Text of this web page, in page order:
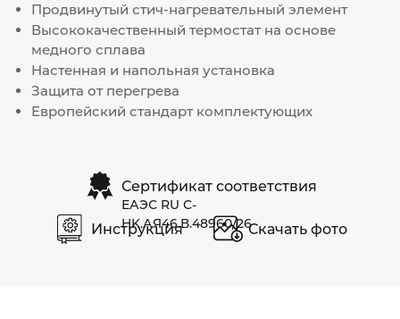
Продвинутый стич-нагревательный элемент
Высококачественный термостат на основе
медного сплава
Настенная и напольная установка
Защита от перегрева
Европейский стандарт комплектующих
Сертификат соответствия
ЕАЭС RU С-
HK.АЯ46.В.48960/26
Инструкция Скачать фото